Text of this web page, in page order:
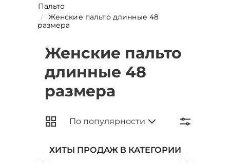
Пальто
Женские пальто длинные 48
размера
Женские пальто
длинные 48
размера
ХИТЫ ПРОДАЖ В КАТЕГОРИИ